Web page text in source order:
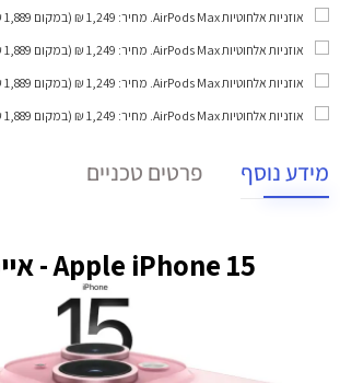
אוזניות אלחוטיות AirPods Max
. מחיר: 1,249 ₪ (במקום 1,889 ₪).
אוזניות אלחוטיות AirPods Max
. מחיר: 1,249 ₪ (במקום 1,889 ₪).
אוזניות אלחוטיות AirPods Max
. מחיר: 1,249 ₪ (במקום 1,889 ₪).
אוזניות אלחוטיות AirPods Max
. מחיר: 1,249 ₪ (במקום 1,889 ₪).
מידע נוסף פרטים טכניים
Apple iPhone 15 - אייפון 15